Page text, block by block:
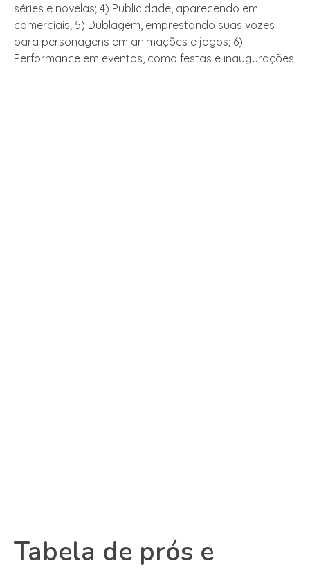
séries e novelas; 4) Publicidade, aparecendo em
comerciais; 5) Dublagem, emprestando suas vozes
para personagens em animações e jogos; 6)
Performance em eventos, como festas e inaugurações.
Tabela de prós e